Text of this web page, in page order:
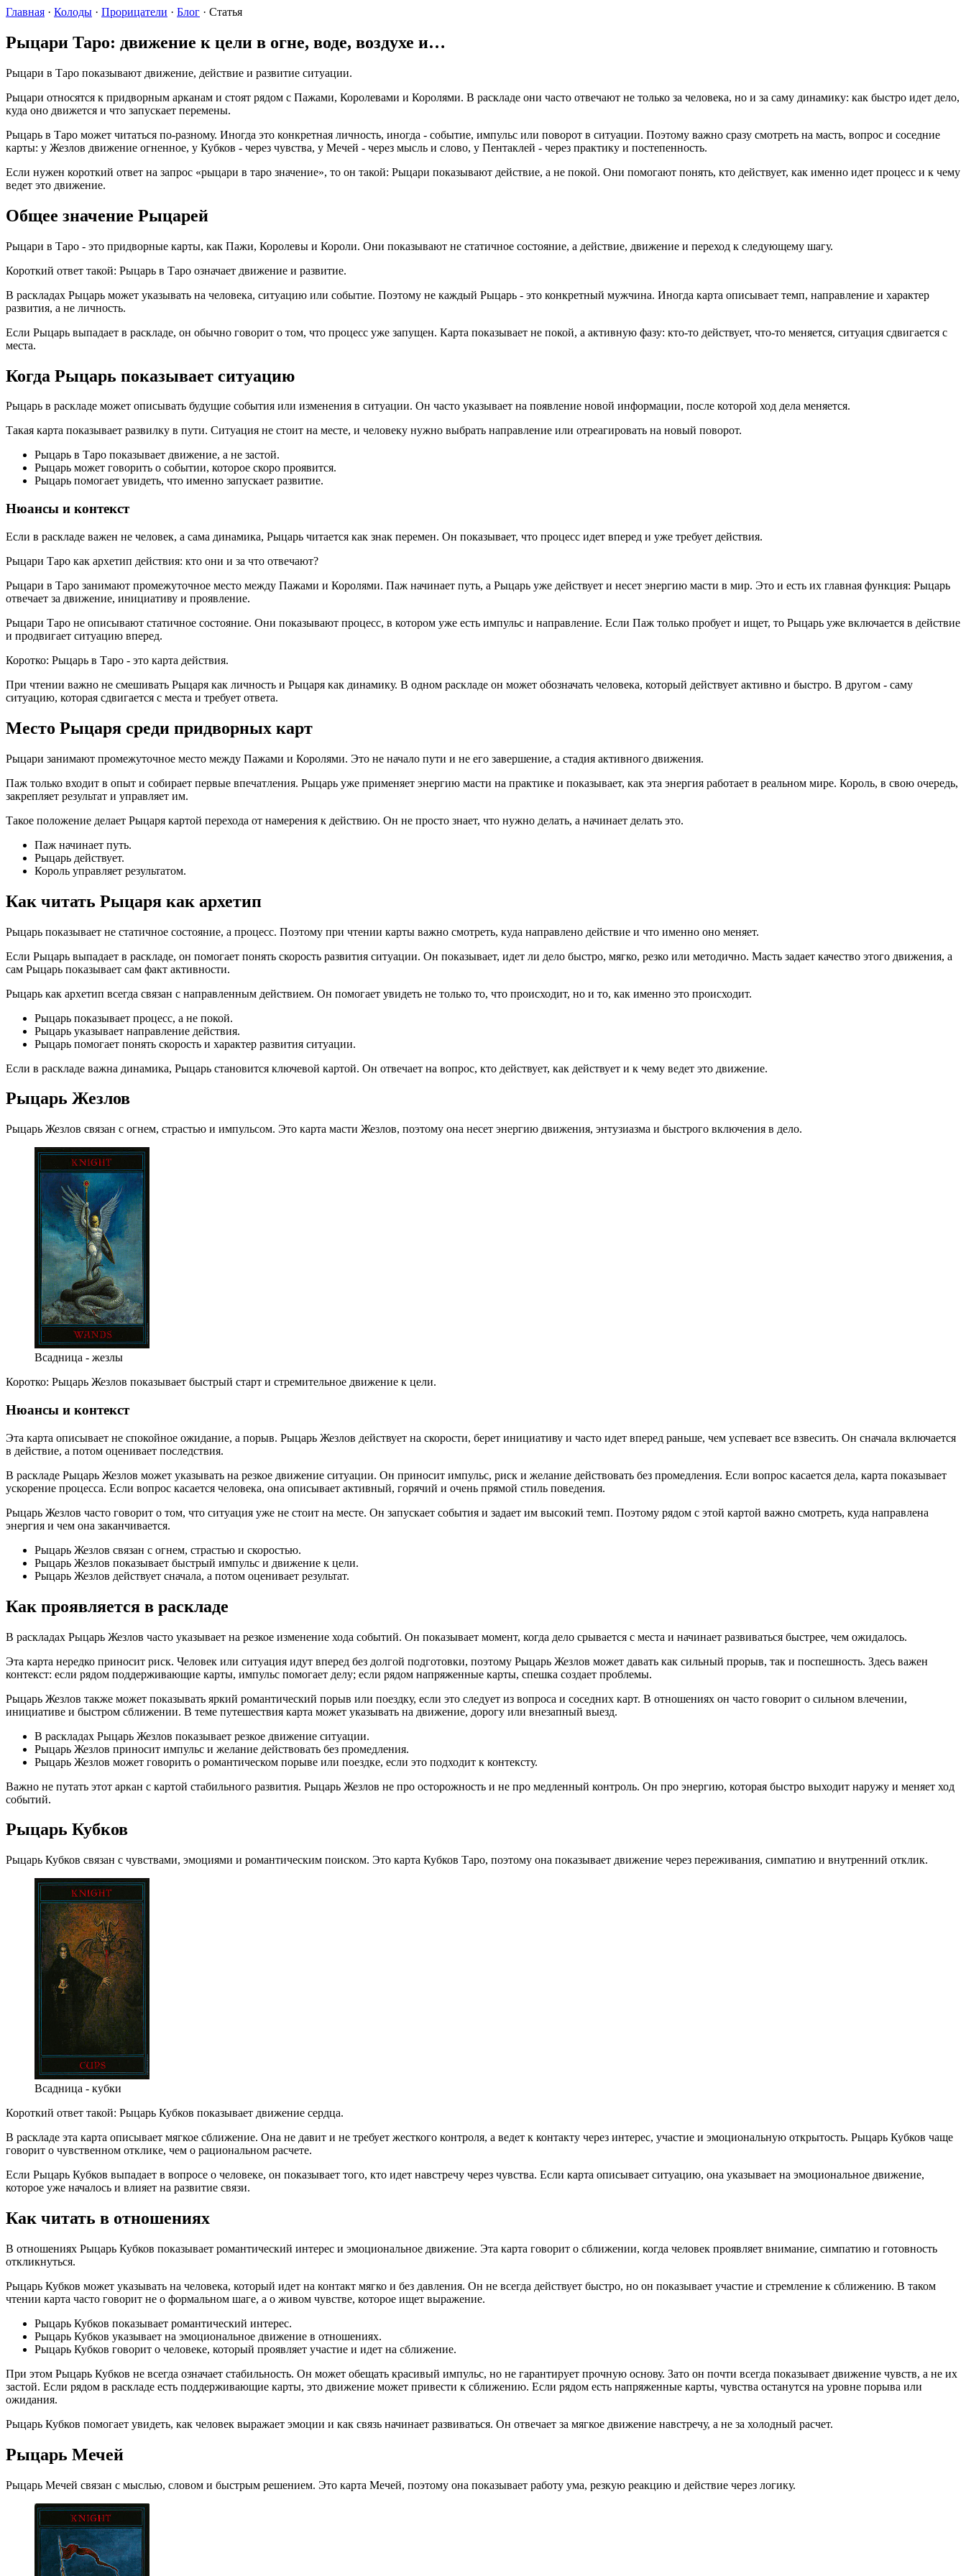
Главная · Колоды · Прорицатели · Блог · Статья
Рыцари Таро: движение к цели в огне, воде, воздухе и…
Рыцари в Таро показывают движение, действие и развитие ситуации.
Рыцари относятся к придворным арканам и стоят рядом с Пажами, Королевами и Королями. В раскладе они часто отвечают не только за человека, но и за саму динамику: как быстро идет дело,
куда оно движется и что запускает перемены.
Рыцарь в Таро может читаться по-разному. Иногда это конкретная личность, иногда - событие, импульс или поворот в ситуации. Поэтому важно сразу смотреть на масть, вопрос и соседние
карты: у Жезлов движение огненное, у Кубков - через чувства, у Мечей - через мысль и слово, у Пентаклей - через практику и постепенность.
Если нужен короткий ответ на запрос «рыцари в таро значение», то он такой: Рыцари показывают действие, а не покой. Они помогают понять, кто действует, как именно идет процесс и к чему
ведет это движение.
Общее значение Рыцарей
Рыцари в Таро - это придворные карты, как Пажи, Королевы и Короли. Они показывают не статичное состояние, а действие, движение и переход к следующему шагу.
Короткий ответ такой: Рыцарь в Таро означает движение и развитие.
В раскладах Рыцарь может указывать на человека, ситуацию или событие. Поэтому не каждый Рыцарь - это конкретный мужчина. Иногда карта описывает темп, направление и характер
развития, а не личность.
Если Рыцарь выпадает в раскладе, он обычно говорит о том, что процесс уже запущен. Карта показывает не покой, а активную фазу: кто-то действует, что-то меняется, ситуация сдвигается с
места.
Когда Рыцарь показывает ситуацию
Рыцарь в раскладе может описывать будущие события или изменения в ситуации. Он часто указывает на появление новой информации, после которой ход дела меняется.
Такая карта показывает развилку в пути. Ситуация не стоит на месте, и человеку нужно выбрать направление или отреагировать на новый поворот.
Рыцарь в Таро показывает движение, а не застой.
Рыцарь может говорить о событии, которое скоро проявится.
Рыцарь помогает увидеть, что именно запускает развитие.
Нюансы и контекст
Если в раскладе важен не человек, а сама динамика, Рыцарь читается как знак перемен. Он показывает, что процесс идет вперед и уже требует действия.
Рыцари Таро как архетип действия: кто они и за что отвечают?
Рыцари в Таро занимают промежуточное место между Пажами и Королями. Паж начинает путь, а Рыцарь уже действует и несет энергию масти в мир. Это и есть их главная функция: Рыцарь
отвечает за движение, инициативу и проявление.
Рыцари Таро не описывают статичное состояние. Они показывают процесс, в котором уже есть импульс и направление. Если Паж только пробует и ищет, то Рыцарь уже включается в действие
и продвигает ситуацию вперед.
Коротко: Рыцарь в Таро - это карта действия.
При чтении важно не смешивать Рыцаря как личность и Рыцаря как динамику. В одном раскладе он может обозначать человека, который действует активно и быстро. В другом - саму
ситуацию, которая сдвигается с места и требует ответа.
Место Рыцаря среди придворных карт
Рыцари занимают промежуточное место между Пажами и Королями. Это не начало пути и не его завершение, а стадия активного движения.
Паж только входит в опыт и собирает первые впечатления. Рыцарь уже применяет энергию масти на практике и показывает, как эта энергия работает в реальном мире. Король, в свою очередь,
закрепляет результат и управляет им.
Такое положение делает Рыцаря картой перехода от намерения к действию. Он не просто знает, что нужно делать, а начинает делать это.
Паж начинает путь.
Рыцарь действует.
Король управляет результатом.
Как читать Рыцаря как архетип
Рыцарь показывает не статичное состояние, а процесс. Поэтому при чтении карты важно смотреть, куда направлено действие и что именно оно меняет.
Если Рыцарь выпадает в раскладе, он помогает понять скорость развития ситуации. Он показывает, идет ли дело быстро, мягко, резко или методично. Масть задает качество этого движения, а
сам Рыцарь показывает сам факт активности.
Рыцарь как архетип всегда связан с направленным действием. Он помогает увидеть не только то, что происходит, но и то, как именно это происходит.
Рыцарь показывает процесс, а не покой.
Рыцарь указывает направление действия.
Рыцарь помогает понять скорость и характер развития ситуации.
Если в раскладе важна динамика, Рыцарь становится ключевой картой. Он отвечает на вопрос, кто действует, как действует и к чему ведет это движение.
Рыцарь Жезлов
Рыцарь Жезлов связан с огнем, страстью и импульсом. Это карта масти Жезлов, поэтому она несет энергию движения, энтузиазма и быстрого включения в дело.
Всадница - жезлы
Коротко: Рыцарь Жезлов показывает быстрый старт и стремительное движение к цели.
Нюансы и контекст
Эта карта описывает не спокойное ожидание, а порыв. Рыцарь Жезлов действует на скорости, берет инициативу и часто идет вперед раньше, чем успевает все взвесить. Он сначала включается
в действие, а потом оценивает последствия.
В раскладе Рыцарь Жезлов может указывать на резкое движение ситуации. Он приносит импульс, риск и желание действовать без промедления. Если вопрос касается дела, карта показывает
ускорение процесса. Если вопрос касается человека, она описывает активный, горячий и очень прямой стиль поведения.
Рыцарь Жезлов часто говорит о том, что ситуация уже не стоит на месте. Он запускает события и задает им высокий темп. Поэтому рядом с этой картой важно смотреть, куда направлена
энергия и чем она заканчивается.
Рыцарь Жезлов связан с огнем, страстью и скоростью.
Рыцарь Жезлов показывает быстрый импульс и движение к цели.
Рыцарь Жезлов действует сначала, а потом оценивает результат.
Как проявляется в раскладе
В раскладах Рыцарь Жезлов часто указывает на резкое изменение хода событий. Он показывает момент, когда дело срывается с места и начинает развиваться быстрее, чем ожидалось.
Эта карта нередко приносит риск. Человек или ситуация идут вперед без долгой подготовки, поэтому Рыцарь Жезлов может давать как сильный прорыв, так и поспешность. Здесь важен
контекст: если рядом поддерживающие карты, импульс помогает делу; если рядом напряженные карты, спешка создает проблемы.
Рыцарь Жезлов также может показывать яркий романтический порыв или поездку, если это следует из вопроса и соседних карт. В отношениях он часто говорит о сильном влечении,
инициативе и быстром сближении. В теме путешествия карта может указывать на движение, дорогу или внезапный выезд.
В раскладах Рыцарь Жезлов показывает резкое движение ситуации.
Рыцарь Жезлов приносит импульс и желание действовать без промедления.
Рыцарь Жезлов может говорить о романтическом порыве или поездке, если это подходит к контексту.
Важно не путать этот аркан с картой стабильного развития. Рыцарь Жезлов не про осторожность и не про медленный контроль. Он про энергию, которая быстро выходит наружу и меняет ход
событий.
Рыцарь Кубков
Рыцарь Кубков связан с чувствами, эмоциями и романтическим поиском. Это карта Кубков Таро, поэтому она показывает движение через переживания, симпатию и внутренний отклик.
Всадница - кубки
Короткий ответ такой: Рыцарь Кубков показывает движение сердца.
В раскладе эта карта описывает мягкое сближение. Она не давит и не требует жесткого контроля, а ведет к контакту через интерес, участие и эмоциональную открытость. Рыцарь Кубков чаще
говорит о чувственном отклике, чем о рациональном расчете.
Если Рыцарь Кубков выпадает в вопросе о человеке, он показывает того, кто идет навстречу через чувства. Если карта описывает ситуацию, она указывает на эмоциональное движение,
которое уже началось и влияет на развитие связи.
Как читать в отношениях
В отношениях Рыцарь Кубков показывает романтический интерес и эмоциональное движение. Эта карта говорит о сближении, когда человек проявляет внимание, симпатию и готовность
откликнуться.
Рыцарь Кубков может указывать на человека, который идет на контакт мягко и без давления. Он не всегда действует быстро, но он показывает участие и стремление к сближению. В таком
чтении карта часто говорит не о формальном шаге, а о живом чувстве, которое ищет выражение.
Рыцарь Кубков показывает романтический интерес.
Рыцарь Кубков указывает на эмоциональное движение в отношениях.
Рыцарь Кубков говорит о человеке, который проявляет участие и идет на сближение.
При этом Рыцарь Кубков не всегда означает стабильность. Он может обещать красивый импульс, но не гарантирует прочную основу. Зато он почти всегда показывает движение чувств, а не их
застой. Если рядом в раскладе есть поддерживающие карты, это движение может привести к сближению. Если рядом есть напряженные карты, чувства останутся на уровне порыва или
ожидания.
Рыцарь Кубков помогает увидеть, как человек выражает эмоции и как связь начинает развиваться. Он отвечает за мягкое движение навстречу, а не за холодный расчет.
Рыцарь Мечей
Рыцарь Мечей связан с мыслью, словом и быстрым решением. Это карта Мечей, поэтому она показывает работу ума, резкую реакцию и действие через логику.